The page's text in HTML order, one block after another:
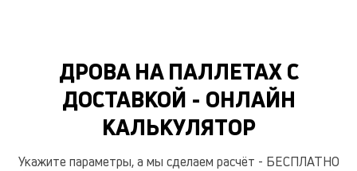
ДРОВА НА ПАЛЛЕТАХ С
ДОСТАВКОЙ - ОНЛАЙН
КАЛЬКУЛЯТОР
Укажите параметры, а мы сделаем расчёт - БЕСПЛАТНО